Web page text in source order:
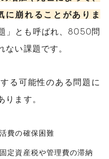
に崩れることがありま
」とも呼ばれ、8050問
ない課題です。
る可能性のある問題に
ります。
費の確保困難
定資産税や管理費の滞納